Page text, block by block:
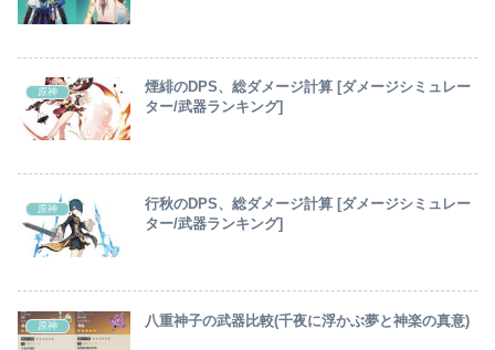
原神
煙緋のDPS、総ダメージ計算 [ダメージシミュレー
ター/武器ランキング]
原神
行秋のDPS、総ダメージ計算 [ダメージシミュレー
ター/武器ランキング]
原神 八重神子の武器比較(千夜に浮かぶ夢と神楽の真意)